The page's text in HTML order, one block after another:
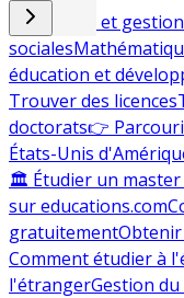
Commerce et gestion
sociales
éducation et
Trouver des licences
doctorats👉
États-Unis
🏛 Étudier un master
sur educations.com
gratuitement
Comment étudier à
l'étrangerGestion